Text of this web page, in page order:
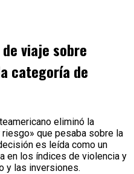
viaje sobre
categoría de
eliminó la
que pesaba sobre la
es leída como un
en los índices de violencia y
y las inversiones.